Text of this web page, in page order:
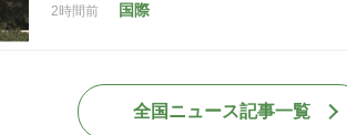
2時間前 国際
全国ニュース記事一覧